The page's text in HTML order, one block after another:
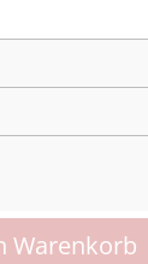
Warenkorb